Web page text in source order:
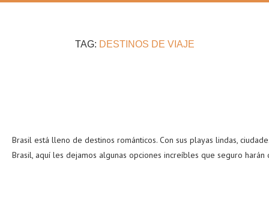
TAG: DESTINOS DE VIAJE
Brasil está lleno de destinos románticos. Con sus playas lindas,
Brasil, aquí les dejamos algunas opciones increíbles que seguro